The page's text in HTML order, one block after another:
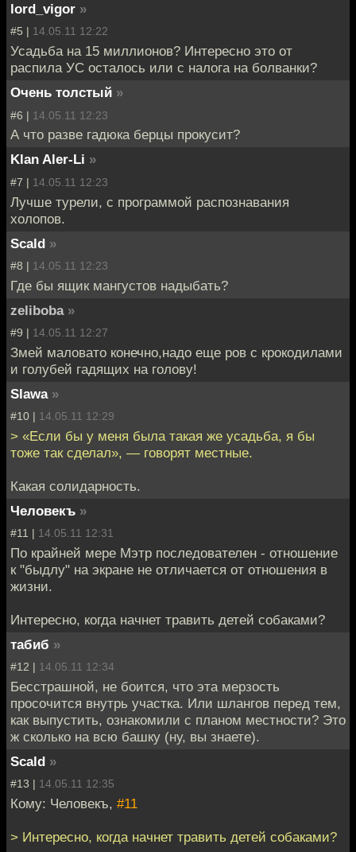
lord_vigor »
#5 | 14.05.11 12:22
Усадьба на 15 миллионов? Интересно это от
распила УС осталось или с налога на болванки?
Очень толстый »
#6 | 14.05.11 12:23
А что разве гадюка берцы прокусит?
Klan Aler-Li »
#7 | 14.05.11 12:23
Лучше турели, с программой распознавания
холопов.
Scald »
#8 | 14.05.11 12:23
Где бы ящик мангустов надыбать?
zeliboba »
#9 | 14.05.11 12:27
Змей маловато конечно,надо еще ров с крокодилами
и голубей гадящих на голову!
Slawa »
#10 | 14.05.11 12:29
> «Если бы у меня была такая же усадьба, я бы
тоже так сделал», — говорят местные.
Какая солидарность.
Человекъ »
#11 | 14.05.11 12:31
По крайней мере Мэтр последователен - отношение
к "быдлу" на экране не отличается от отношения в
жизни.
Интересно, когда начнет травить детей собаками?
табиб »
#12 | 14.05.11 12:34
Бесстрашной, не боится, что эта мерзость
просочится внутрь участка. Или шлангов перед тем,
как выпустить, ознакомили с планом местности? Это
ж сколько на всю башку (ну, вы знаете).
Scald »
#13 | 14.05.11 12:35
Кому: Человекъ, #11
> Интересно, когда начнет травить детей собаками?